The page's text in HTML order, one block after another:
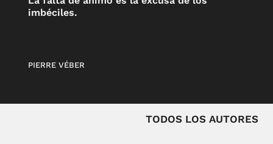
imbéciles.
PIERRE VÉBER
TODOS LOS AUTORES